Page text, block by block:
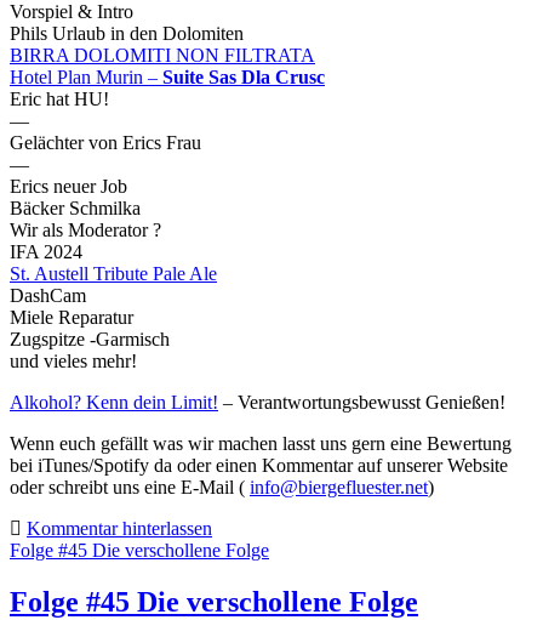
Vorspiel & Intro
Phils Urlaub in den Dolomiten
BIRRA DOLOMITI NON FILTRATA
Hotel Plan Murin – Suite Sas Dla Crusc
Eric hat HU!
—
Gelächter von Erics Frau
—
Erics neuer Job
Bäcker Schmilka
Wir als Moderator ?
IFA 2024
St. Austell Tribute Pale Ale
DashCam
Miele Reparatur
Zugspitze -Garmisch
und vieles mehr!
Alkohol? Kenn dein Limit! – Verantwortungsbewusst Genießen!
Wenn euch gefällt was wir machen lasst uns gern eine Bewertung
bei iTunes/Spotify da oder einen Kommentar auf unserer Website
oder schreibt uns eine E-Mail ( info@biergefluester.net)
Kommentar hinterlassen
Folge #45 Die verschollene Folge
Folge #45 Die verschollene Folge